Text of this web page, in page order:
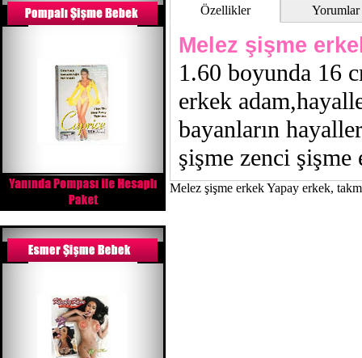
Özellikler Yorumlar
Melez şişme
1.60 boyunda 16
erkek
bayanların
şişme zenci şişme
Melez şişme erkek Yapay erkek,